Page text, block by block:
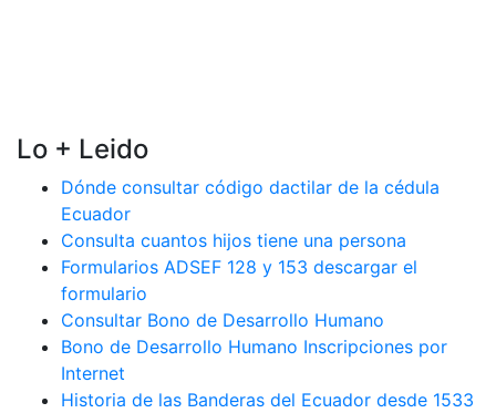
Lo + Leido
Dónde consultar código dactilar de la cédula
Ecuador
Consulta cuantos hijos tiene una persona
Formularios ADSEF 128 y 153 descargar el
formulario
Consultar Bono de Desarrollo Humano
Bono de Desarrollo Humano Inscripciones por
Internet
Historia de las Banderas del Ecuador desde 1533